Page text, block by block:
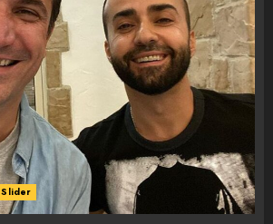
Slider